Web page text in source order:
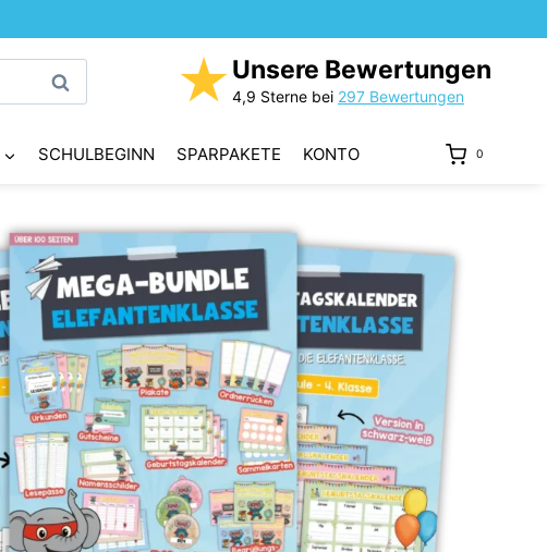
Suchen ★ Unsere Bewertungen
4,9 Sterne bei 297 Bewertungen
SCHULBEGINN SPARPAKETE KONTO 0